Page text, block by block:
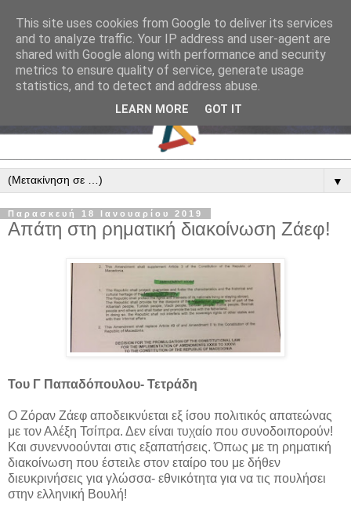
▼
Παρασκευή 18 Ιανουαρίου 2019
Απάτη στη ρηματική διακοίνωση Ζάεφ!
Του Γ Παπαδόπουλου- Τετράδη
Ο Ζόραν Ζάεφ αποδεικνύεται εξ ίσου πολιτικός απατεώνας
με τον Αλέξη Τσίπρα. Δεν είναι τυχαίο που συνοδοιπορούν!
Και συνεννοούνται στις εξαπατήσεις. Όπως με τη ρηματική
διακοίνωση που έστειλε στον εταίρο του με δήθεν
διευκρινήσεις για γλώσσα- εθνικότητα για να τις πουλήσει
στην ελληνική Βουλή!
This site uses cookies from Google to deliver its services
and to analyze traffic. Your IP address and user-agent are
shared with Google along with performance and security
metrics to ensure quality of service, generate usage
statistics, and to detect and address abuse.
LEARN MORE GOT IT